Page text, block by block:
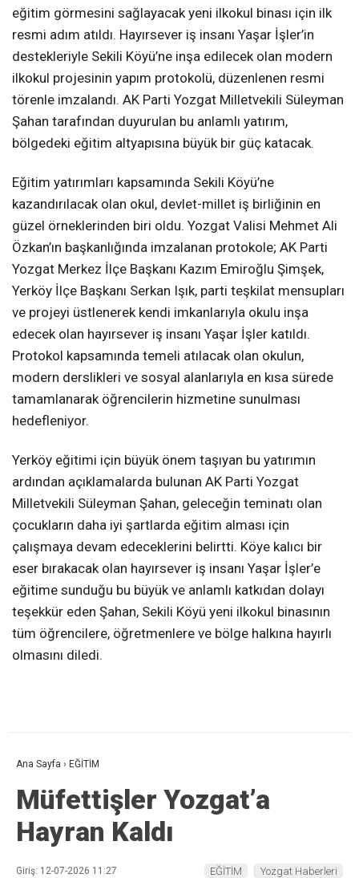
eğitim görmesini sağlayacak yeni ilkokul binası için ilk
resmi adım atıldı. Hayırsever iş insanı Yaşar İşler’in
destekleriyle Sekili Köyü’ne inşa edilecek olan modern
ilkokul projesinin yapım protokolü, düzenlenen resmi
törenle imzalandı. AK Parti Yozgat Milletvekili Süleyman
Şahan tarafından duyurulan bu anlamlı yatırım,
bölgedeki eğitim altyapısına büyük bir güç katacak.
Eğitim yatırımları kapsamında Sekili Köyü’ne
kazandırılacak olan okul, devlet-millet iş birliğinin en
güzel örneklerinden biri oldu. Yozgat Valisi Mehmet Ali
Özkan’ın başkanlığında imzalanan protokole; AK Parti
Yozgat Merkez İlçe Başkanı Kazım Emiroğlu Şimşek,
Yerköy İlçe Başkanı Serkan Işık, parti teşkilat mensupları
ve projeyi üstlenerek kendi imkanlarıyla okulu inşa
edecek olan hayırsever iş insanı Yaşar İşler katıldı.
Protokol kapsamında temeli atılacak olan okulun,
modern derslikleri ve sosyal alanlarıyla en kısa sürede
tamamlanarak öğrencilerin hizmetine sunulması
hedefleniyor.
Yerköy eğitimi için büyük önem taşıyan bu yatırımın
ardından açıklamalarda bulunan AK Parti Yozgat
Milletvekili Süleyman Şahan, geleceğin teminatı olan
çocukların daha iyi şartlarda eğitim alması için
çalışmaya devam edeceklerini belirtti. Köye kalıcı bir
eser bırakacak olan hayırsever iş insanı Yaşar İşler’e
eğitime sunduğu bu büyük ve anlamlı katkıdan dolayı
teşekkür eden Şahan, Sekili Köyü yeni ilkokul binasının
tüm öğrencilere, öğretmenlere ve bölge halkına hayırlı
olmasını diledi.
Ana Sayfa › EĞİTİM
Müfettişler Yozgat’a
Hayran Kaldı
Giriş: 12-07-2026 11:27
EĞİTİM Yozgat Haberleri